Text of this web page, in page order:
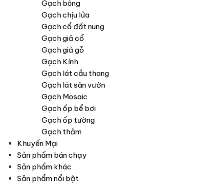
Gạch bông
Gạch chịu lửa
Gạch cổ đất nung
Gạch giả cổ
Gạch giả gỗ
Gạch Kính
Gạch lát cầu thang
Gạch lát sân vườn
Gạch Mosaic
Gạch ốp bể bơi
Gạch ốp tường
Gạch thảm
Khuyến Mại
Sản phẩm bán chạy
Sản phẩm khác
Sản phẩm nổi bật